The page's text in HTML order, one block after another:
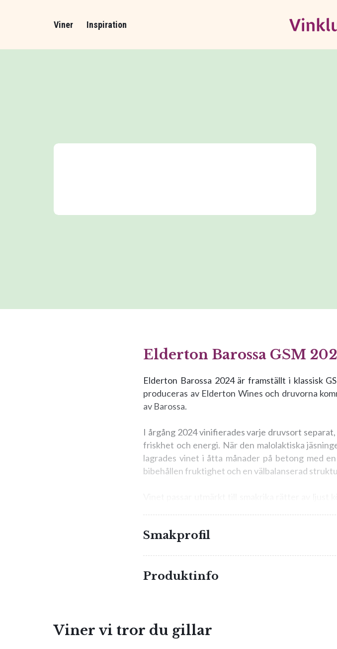
Viner Inspiration
Elderton Barossa GSM
Elderton Barossa 2024 är framställt i klassisk
produceras av Elderton Wines och druvorna
av Barossa.
I årgång 2024 vinifierades varje druvsort
friskhet och energi. När den malolaktiska
lagrades vinet i åtta månader på betong med
bibehållen fruktighet och en välbalanserad
Smakprofil
Produktinfo
Viner vi tror du gillar